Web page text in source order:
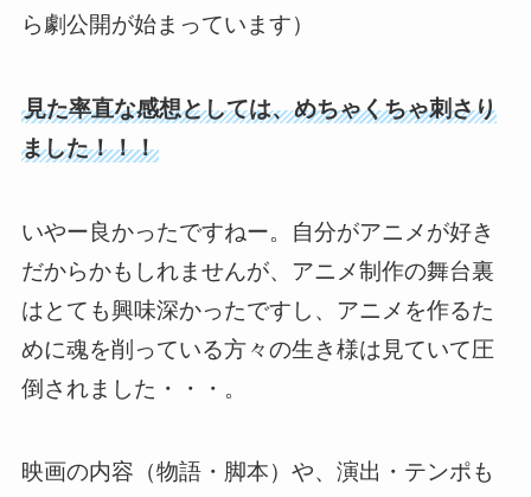
ら劇公開が始まっています）
見た率直な感想としては、めちゃくちゃ刺さり
ました！！！
いやー良かったですねー。自分がアニメが好き
だからかもしれませんが、アニメ制作の舞台裏
はとても興味深かったですし、アニメを作るた
めに魂を削っている方々の生き様は見ていて圧
倒されました・・・。
映画の内容（物語・脚本）や、演出・テンポも